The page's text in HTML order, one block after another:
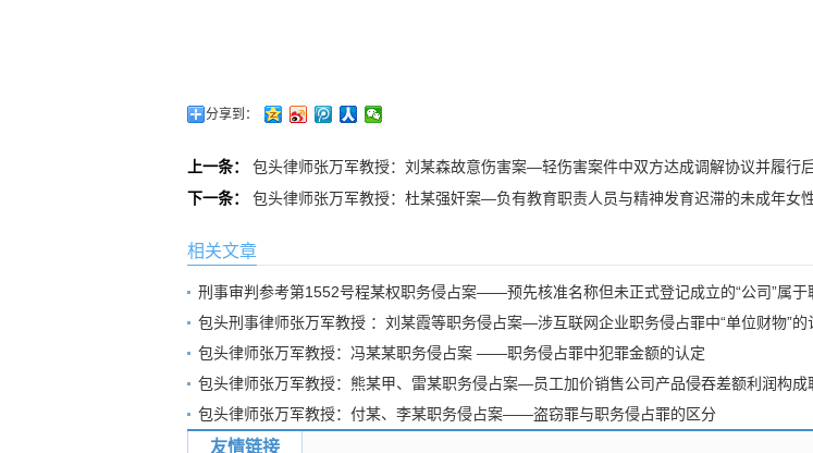
分享到：
上一条： 包头律师张万军教授：刘某森故意伤害案—轻伤害案件中双方达成调解协议并履行
下一条： 包头律师张万军教授：杜某强奸案—负有教育职责人员与精神发育迟滞的未成年女
相关文章
刑事审判参考第1552号程某权职务侵占案——预先核准名称但未正式登记成立的“公司”属于
包头刑事律师张万军教授 ：刘某霞等职务侵占案—涉互联网企业职务侵占罪中“单位财物”的
包头律师张万军教授：冯某某职务侵占案 ——职务侵占罪中犯罪金额的认定
包头律师张万军教授：熊某甲、雷某职务侵占案—员工加价销售公司产品侵吞差额利润构成
包头律师张万军教授：付某、李某职务侵占案——盗窃罪与职务侵占罪的区分
友情链接